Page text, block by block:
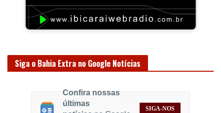
Siga o Bahia Extra no Google Notícias
Confira nossas
últimas
SIGA-NOS